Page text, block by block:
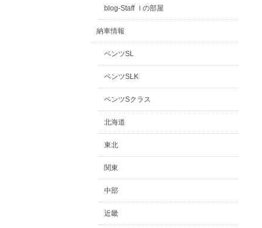
blog-Staff Ｉの部屋
納車情報
ベンツSL
ベンツSLK
ベンツSクラス
北海道
東北
関東
中部
近畿